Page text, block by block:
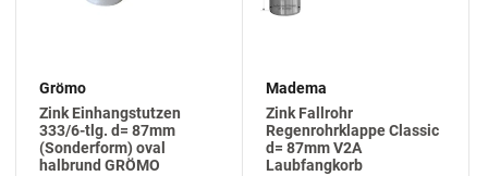
Grömo
Zink Einhangstutzen
333/6-tlg. d= 87mm
(Sonderform) oval
halbrund GRÖMO
Madema
Zink Fallrohr
Regenrohrklappe Classic
d= 87mm V2A
Laubfangkorb